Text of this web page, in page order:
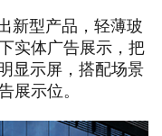
新型产品，轻薄玻
实体广告展示，把
显示屏，搭配场景
展示位。